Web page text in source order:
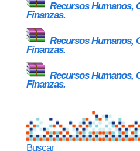
Recursos Humanos,
Finanzas.
Recursos Humanos,
Finanzas.
Recursos Humanos,
Finanzas.
Buscar